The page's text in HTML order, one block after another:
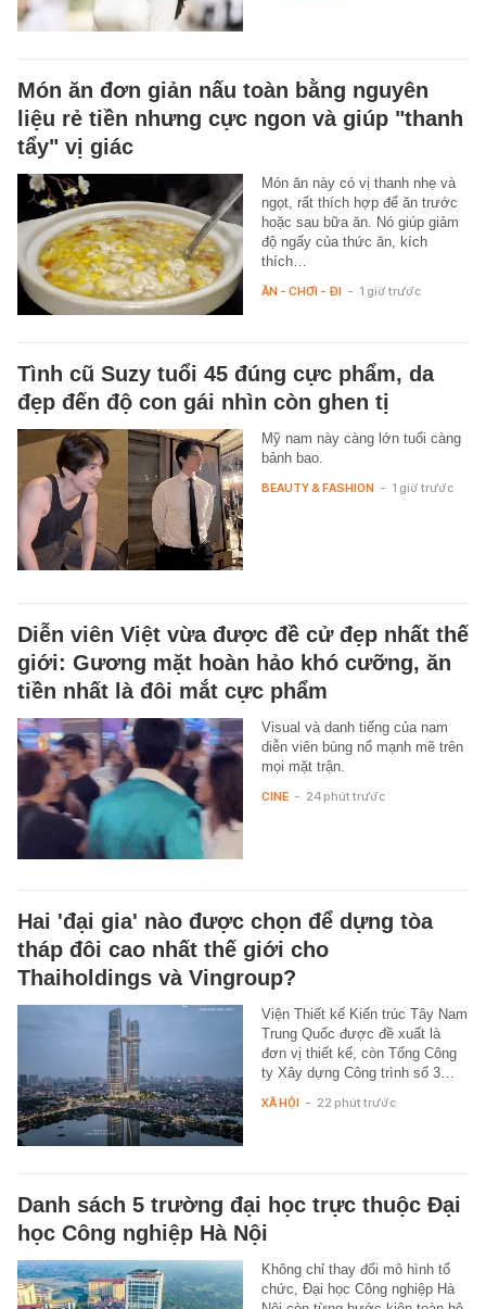
Món ăn đơn giản nấu toàn bằng nguyên
liệu rẻ tiền nhưng cực ngon và giúp "thanh
tẩy" vị giác
Món ăn này có vị thanh nhẹ và
ngọt, rất thích hợp để ăn trước
hoặc sau bữa ăn. Nó giúp giảm
độ ngấy của thức ăn, kích
thích…
ĂN - CHƠI - ĐI - 1 giờ trước
Tình cũ Suzy tuổi 45 đúng cực phẩm, da
đẹp đến độ con gái nhìn còn ghen tị
Mỹ nam này càng lớn tuổi càng
bảnh bao.
BEAUTY & FASHION - 1 giờ trước
Diễn viên Việt vừa được đề cử đẹp nhất thế
giới: Gương mặt hoàn hảo khó cưỡng, ăn
tiền nhất là đôi mắt cực phẩm
Visual và danh tiếng của nam
diễn viên bùng nổ mạnh mẽ trên
mọi mặt trận.
CINE - 24 phút trước
Hai 'đại gia' nào được chọn để dựng tòa
tháp đôi cao nhất thế giới cho
Thaiholdings và Vingroup?
Viện Thiết kế Kiến trúc Tây Nam
Trung Quốc được đề xuất là
đơn vị thiết kế, còn Tổng Công
ty Xây dựng Công trình số 3…
XÃ HỘI - 22 phút trước
Danh sách 5 trường đại học trực thuộc Đại
học Công nghiệp Hà Nội
Không chỉ thay đổi mô hình tổ
chức, Đại học Công nghiệp Hà